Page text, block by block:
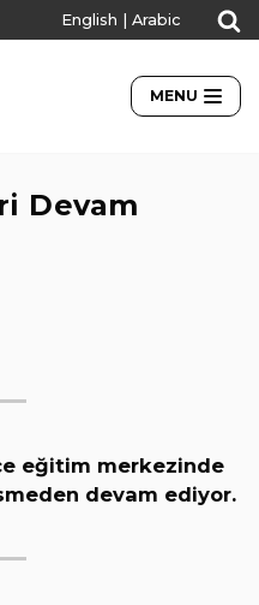
English Arabic
MENU
Devam
eğitim merkezinde
devam ediyor.